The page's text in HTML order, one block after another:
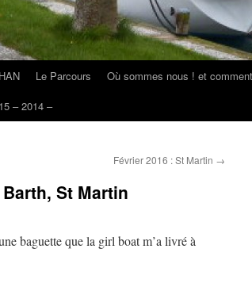
Le Parcours
Où sommes nous ! et
– 2014 –
Février 2016 : St Martin →
St Martin
baguette que la girl boat m’a livré à